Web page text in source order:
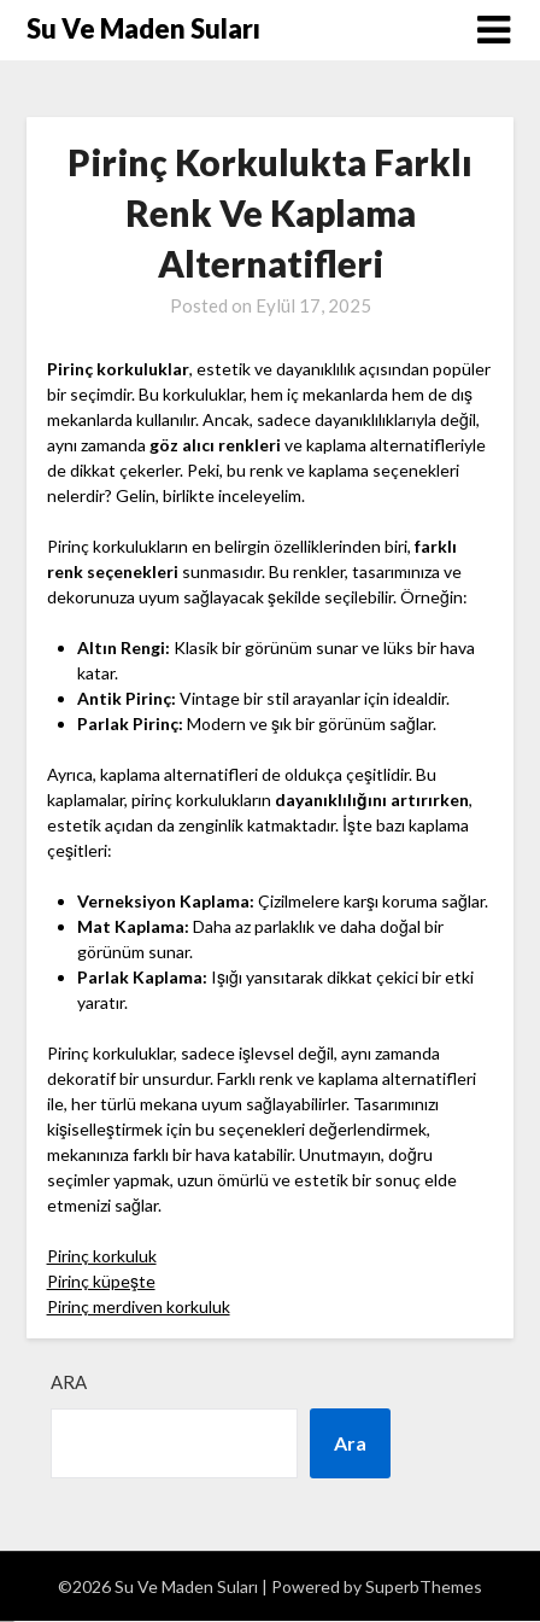
SkipSu Ve Maden Suları
Pirinç Korkulukta Farklı
Renk Ve Kaplama
Alternatifleri
Posted on Eylül 17, 2025
Pirinç korkuluklar, estetik ve dayanıklılık açısından popüler
bir seçimdir. Bu korkuluklar, hem iç mekanlarda hem de dış
mekanlarda kullanılır. Ancak, sadece dayanıklılıklarıyla değil,
aynı zamanda göz alıcı renkleri ve kaplama alternatifleriyle
de dikkat çekerler. Peki, bu renk ve kaplama seçenekleri
nelerdir? Gelin, birlikte inceleyelim.
Pirinç korkulukların en belirgin özelliklerinden biri, farklı
renk seçenekleri sunmasıdır. Bu renkler, tasarımınıza ve
dekorunuza uyum sağlayacak şekilde seçilebilir. Örneğin:
Altın Rengi: Klasik bir görünüm sunar ve lüks bir hava
katar.
Antik Pirinç: Vintage bir stil arayanlar için idealdir.
Parlak Pirinç: Modern ve şık bir görünüm sağlar.
Ayrıca, kaplama alternatifleri de oldukça çeşitlidir. Bu
kaplamalar, pirinç korkulukların dayanıklılığını artırırken,
estetik açıdan da zenginlik katmaktadır. İşte bazı kaplama
çeşitleri:
Verneksiyon Kaplama: Çizilmelere karşı koruma sağlar.
Mat Kaplama: Daha az parlaklık ve daha doğal bir
görünüm sunar.
Parlak Kaplama: Işığı yansıtarak dikkat çekici bir etki
yaratır.
Pirinç korkuluklar, sadece işlevsel değil, aynı zamanda
dekoratif bir unsurdur. Farklı renk ve kaplama alternatifleri
ile, her türlü mekana uyum sağlayabilirler. Tasarımınızı
kişiselleştirmek için bu seçenekleri değerlendirmek,
mekanınıza farklı bir hava katabilir. Unutmayın, doğru
seçimler yapmak, uzun ömürlü ve estetik bir sonuç elde
etmenizi sağlar.
Pirinç korkuluk
Pirinç küpeşte
Pirinç merdiven korkuluk
ARA
Ara
©2026 Su Ve Maden Suları | Powered bySuperbThemes